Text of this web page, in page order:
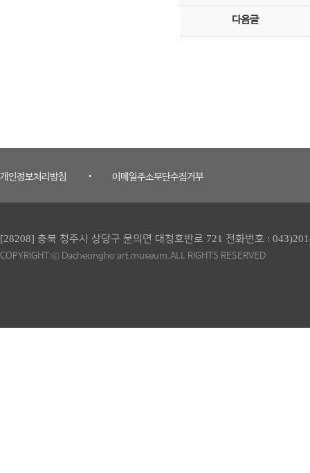
다음글
개인정보처리방침 이메일주소무단수집거부
[28208] 충북 청주시 상당구 문의면 대청호반로 721 전화번호 :
COPYRIGHT ⓒ Dacheongho art museum.ALL RIGHTS RESERVED